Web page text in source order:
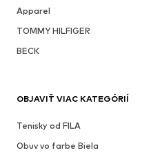
Apparel
TOMMY HILFIGER
BECK
OBJAVIŤ VIAC KATEGÓRIÍ
Tenisky od FILA
Obuv vo farbe Biela